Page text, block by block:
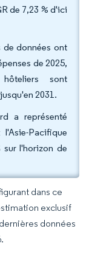
de 7,23 % d'ici
de données ont
de 2025,
sont
2031.
a représenté
Pacifique
l'horizon de
dans ce
exclusif
données